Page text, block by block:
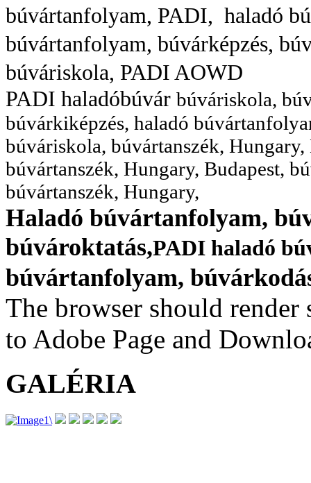
búvártanfolyam, PADI, haladó
búvártanfolyam, búvárképzés,
búváriskola, PADI AOWD
PADI haladóbúvár búváriskola,
búvárkiképzés, haladó
búváriskola, búvártanszék,
búvártanszék, Hungary, Budapest,
búvártanszék, Hungary,
Haladó búvártanfolyam,
búvároktatás,PADI haladó
búvártanfolyam,
The browser should
to Adobe Page and
GALÉRIA